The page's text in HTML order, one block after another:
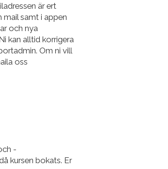
är ert
mail samt i appen
och nya
kan alltid korrigera
Om ni vill
oss
-
kursen bokats. Er